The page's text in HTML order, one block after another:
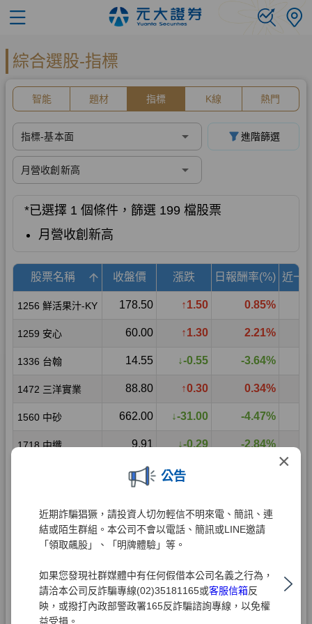
×
公告
近期詐騙猖獗，請投資人切勿輕信不明來電、簡訊、連
結或陌生群組。本公司不會以電話、簡訊或LINE邀請
「領取飆股」、「明牌體驗」等。
如果您發現社群媒體中有任何假借本公司名義之行為，
請洽本公司反詐騙專線(02)35181165或客服信箱反
映，或撥打內政部警政署165反詐騙諮詢專線，以免權
益受損。